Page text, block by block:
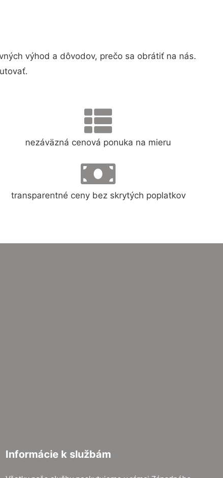
výhod a dôvodov, prečo sa obrátiť na nás.
nezáväzná cenová ponuka na mieru
transparentné ceny bez skrytých poplatkov
Informácie k službám